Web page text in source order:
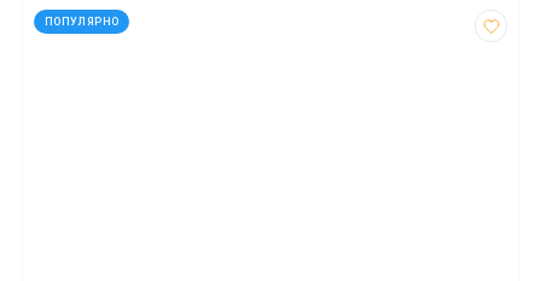
ПОПУЛЯРНО
код: 12220